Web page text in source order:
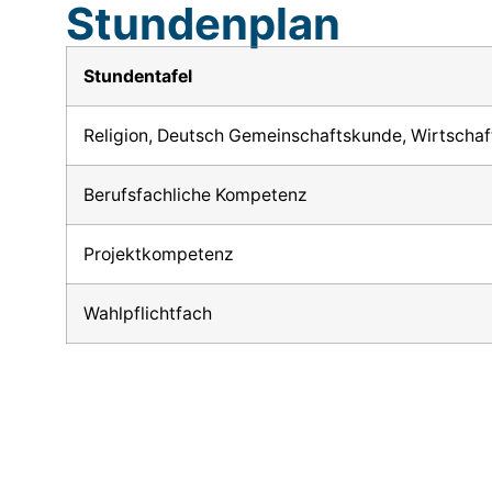
Stundenplan
Stundentafel
Religion, Deutsch Gemeinschaftskunde,
Berufsfachliche Kompetenz
Projektkompetenz
Wahlpflichtfach